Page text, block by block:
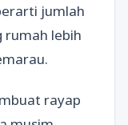
jumlah
rumah lebih
rayap